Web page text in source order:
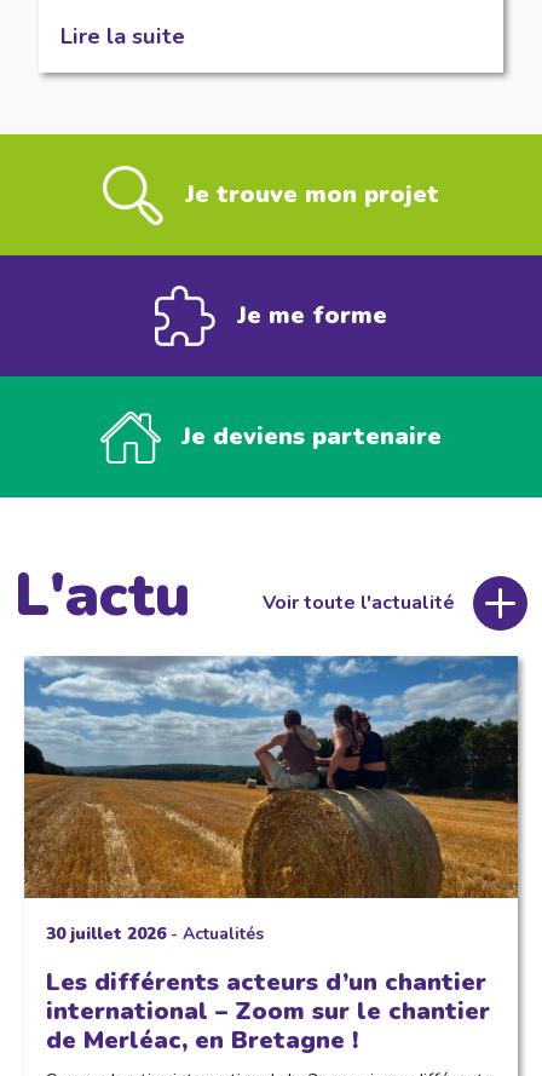
Lire la suite
Je trouve mon projet
Je me forme
Je deviens partenaire
L'actu Voir toute l'actualité
30 juillet 2026- Actualités
Les différents acteurs d’un chantier
international – Zoom sur le chantier
de Merléac, en Bretagne !